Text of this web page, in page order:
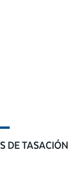
DE TASACIÓN